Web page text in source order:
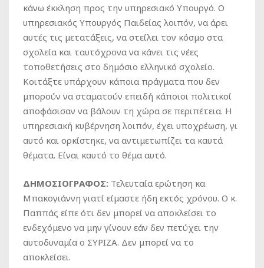
κάνω έκκληση προς την υπηρεσιακό Υπουργό. Ο
υπηρεσιακός Υπουργός Παιδείας λοιπόν, να άρει
αυτές τις μετατάξεις, να στείλει τον κόσμο στα
σχολεία και ταυτόχρονα να κάνει τις νέες
τοποθετήσεις στο δημόσιο ελληνικό σχολείο.
Κοιτάξτε υπάρχουν κάποια πράγματα που δεν
μπορούν να σταματούν επειδή κάποιοι πολιτικοί
αποφάσισαν να βάλουν τη χώρα σε περιπέτεια. Η
υπηρεσιακή κυβέρνηση λοιπόν, έχει υποχρέωση, γι
αυτό και ορκίστηκε, να αντιμετωπίζει τα καυτά
θέματα. Είναι καυτό το θέμα αυτό.
ΔΗΜΟΣΙΟΓΡΑΦΟΣ: Τελευταία ερώτηση κα
Μπακογιάννη γιατί είμαστε ήδη εκτός χρόνου. Ο κ.
Παππάς είπε ότι δεν μπορεί να αποκλείσει το
ενδεχόμενο να μην γίνουν εάν δεν πετύχει την
αυτοδυναμία ο ΣΥΡΙΖΑ. Δεν μπορεί να το
αποκλείσει.